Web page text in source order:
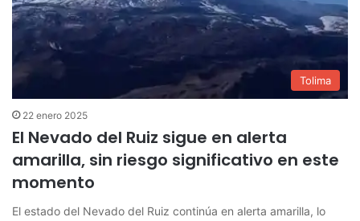
Tolima
22 enero 2025
El Nevado del Ruiz sigue en alerta
amarilla, sin riesgo significativo en este
momento
El estado del Nevado del Ruiz continúa en alerta amarilla, lo